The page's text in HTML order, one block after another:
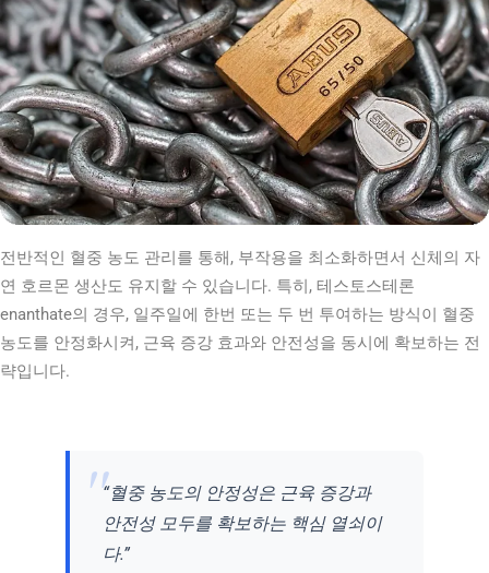
전반적인 혈중 농도 관리를 통해, 부작용을 최소화하면서 신체의 자
연 호르몬 생산도 유지할 수 있습니다. 특히, 테스토스테론
enanthate의 경우, 일주일에 한번 또는 두 번 투여하는 방식이 혈중
농도를 안정화시켜, 근육 증강 효과와 안전성을 동시에 확보하는 전
략입니다.
“혈중 농도의 안정성은 근육 증강과
안전성 모두를 확보하는 핵심 열쇠이
다.”